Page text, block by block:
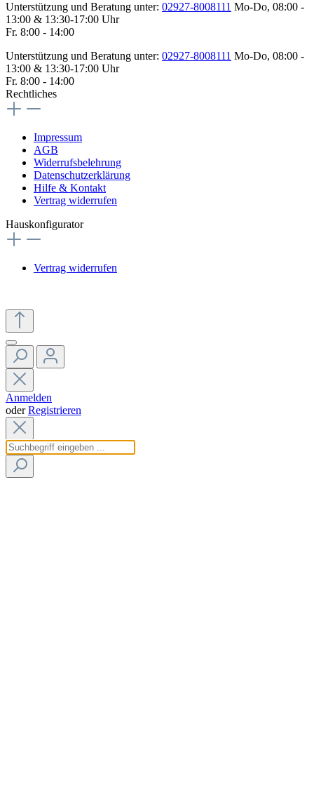
Unterstützung und Beratung unter: 02927-8008111 Mo-Do, 08:00 -
13:00 & 13:30-17:00 Uhr
Fr. 8:00 - 14:00
Unterstützung und Beratung unter: 02927-8008111 Mo-Do, 08:00 -
13:00 & 13:30-17:00 Uhr
Fr. 8:00 - 14:00
Rechtliches
Impressum
AGB
Widerrufsbelehrung
Datenschutzerklärung
Hilfe & Kontakt
Vertrag widerrufen
Hauskonfigurator
Vertrag widerrufen
Anmelden
oderRegistrieren